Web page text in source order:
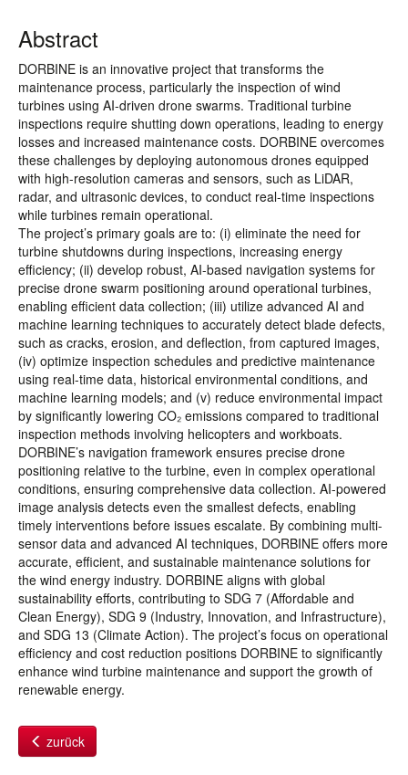
Abstract
DORBINE is an innovative project that transforms the
maintenance process, particularly the inspection of wind
turbines using AI-driven drone swarms. Traditional turbine
inspections require shutting down operations, leading to energy
losses and increased maintenance costs. DORBINE overcomes
these challenges by deploying autonomous drones equipped
with high-resolution cameras and sensors, such as LiDAR,
radar, and ultrasonic devices, to conduct real-time inspections
while turbines remain operational.
The project’s primary goals are to: (i) eliminate the need for
turbine shutdowns during inspections, increasing energy
efficiency; (ii) develop robust, AI-based navigation systems for
precise drone swarm positioning around operational turbines,
enabling efficient data collection; (iii) utilize advanced AI and
machine learning techniques to accurately detect blade defects,
such as cracks, erosion, and deflection, from captured images,
(iv) optimize inspection schedules and predictive maintenance
using real-time data, historical environmental conditions, and
machine learning models; and (v) reduce environmental impact
by significantly lowering CO₂ emissions compared to traditional
inspection methods involving helicopters and workboats.
DORBINE’s navigation framework ensures precise drone
positioning relative to the turbine, even in complex operational
conditions, ensuring comprehensive data collection. AI-powered
image analysis detects even the smallest defects, enabling
timely interventions before issues escalate. By combining multi-
sensor data and advanced AI techniques, DORBINE offers more
accurate, efficient, and sustainable maintenance solutions for
the wind energy industry. DORBINE aligns with global
sustainability efforts, contributing to SDG 7 (Affordable and
Clean Energy), SDG 9 (Industry, Innovation, and Infrastructure),
and SDG 13 (Climate Action). The project’s focus on operational
efficiency and cost reduction positions DORBINE to significantly
enhance wind turbine maintenance and support the growth of
renewable energy.
zurück